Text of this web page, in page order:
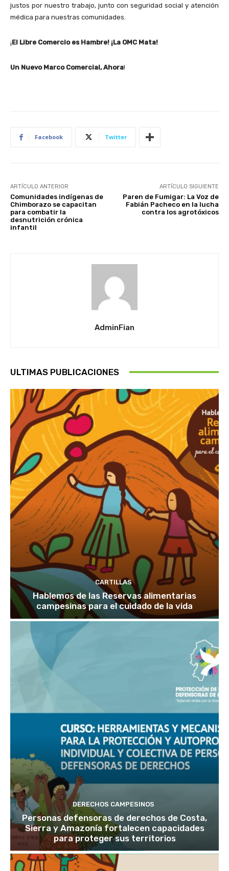
justos por nuestro trabajo, junto con seguridad social y atención
médica para nuestras comunidades.
¡El Libre Comercio es Hambre! ¡La OMC Mata!
Un Nuevo Marco Comercial, Ahora!
Facebook Twitter
ARTÍCULO ANTERIOR
Comunidades indígenas de
Chimborazo se capacitan
para combatir la
desnutrición crónica
infantil
ARTÍCULO SIGUIENTE
Paren de Fumigar: La Voz de
Fabián Pacheco en la lucha
contra los agrotóxicos
AdminFian
ULTIMAS PUBLICACIONES
CARTILLAS
Hablemos de las Reservas alimentarias
campesinas para el cuidado de la vida
DERECHOS CAMPESINOS
Personas defensoras de derechos de Costa,
Sierra y Amazonía fortalecen capacidades
para proteger sus territorios